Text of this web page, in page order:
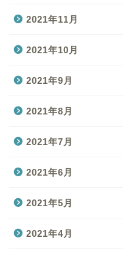
2021年11月
2021年10月
2021年9月
2021年8月
2021年7月
2021年6月
2021年5月
2021年4月